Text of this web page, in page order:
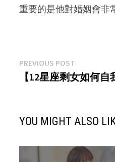
重要的是他對婚姻會非
Post
navigation
PREVIOUS POST
post:
【12星座剩女如何
YOU MIGHT ALSO